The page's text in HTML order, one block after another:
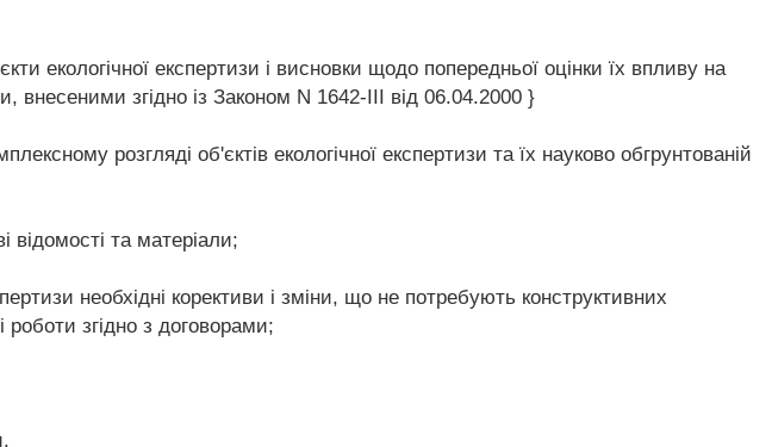
екологічної експертизи і висновки щодо попередньої оцінки їх впливу на
внесеними згідно із Законом N 1642-III від 06.04.2000 }
розгляді об'єктів екологічної експертизи та їх науково обгрунтованій
відомості та матеріали;
необхідні корективи і зміни, що не потребують конструктивних
роботи згідно з договорами;